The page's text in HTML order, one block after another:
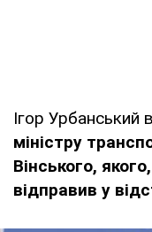
Ігор
міністру
Вінського,
відправив у